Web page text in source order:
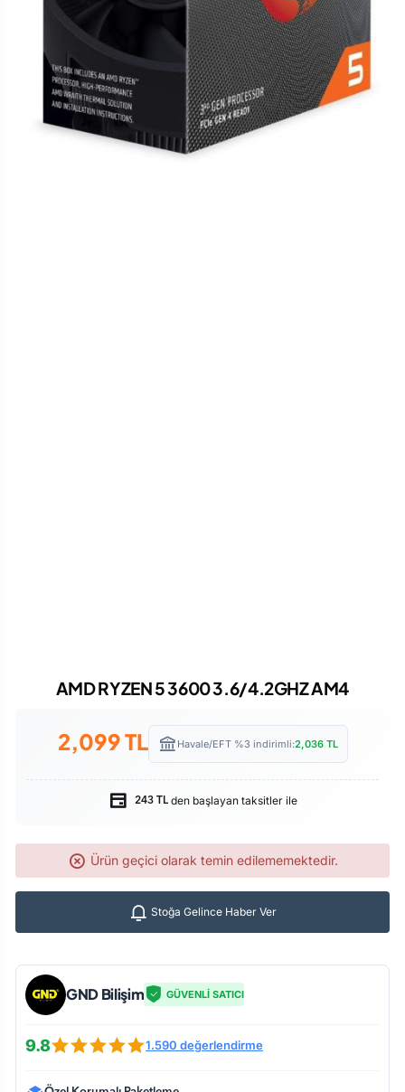
AMD RYZEN 5 3600 3.6/4.2GHZ AM4
2,099TL Havale/EFT %3 indirimli:2,036TL
243 TLden başlayan taksitler ile
Ürün geçici olarak temin edilememektedir.
Stoğa Gelince Haber Ver
GND Bilişim GÜVENLİ SATICI
9.8 1.590 değerlendirme